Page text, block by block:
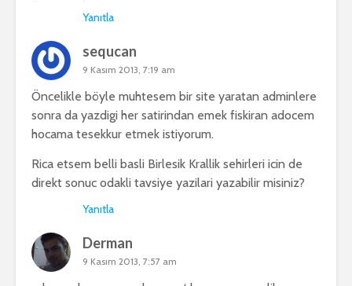
Yanıtla
sequcan
9 Kasım 2013, 7:19 am
Öncelikle böyle muhtesem bir site yaratan adminlere
sonra da yazdigi her satirindan emek fiskiran adocem
hocama tesekkur etmek istiyorum.
Rica etsem belli basli Birlesik Krallik sehirleri icin de
direkt sonuc odakli tavsiye yazilari yazabilir misiniz?
Yanıtla
Derman
9 Kasım 2013, 7:57 am